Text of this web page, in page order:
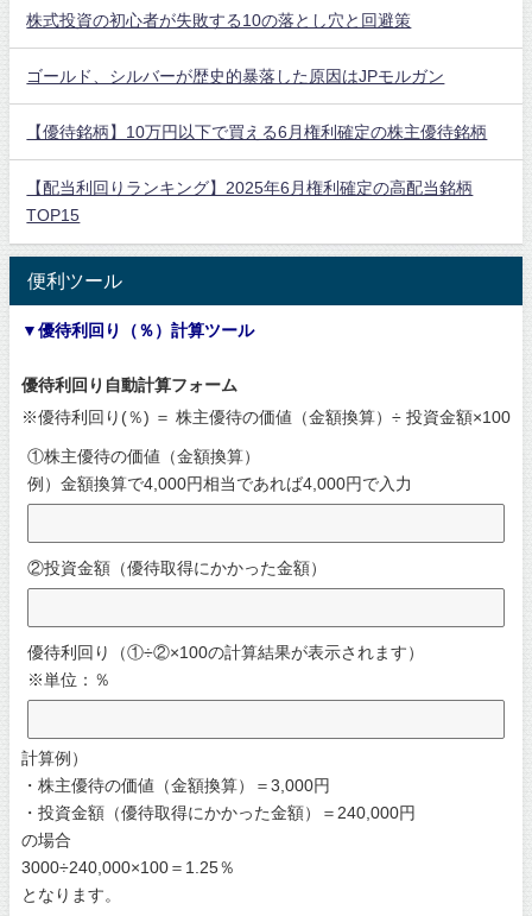
株式投資の初心者が失敗する10の落とし穴と回避策
ゴールド、シルバーが歴史的暴落した原因はJPモルガン
【優待銘柄】10万円以下で買える6月権利確定の株主優待銘柄
【配当利回りランキング】2025年6月権利確定の高配当銘柄
TOP15
便利ツール
▼優待利回り（％）計算ツール
優待利回り自動計算フォーム
※優待利回り(％) ＝ 株主優待の価値（金額換算）÷ 投資金額×100
①株主優待の価値（金額換算）
例）金額換算で4,000円相当であれば4,000円で入力
②投資金額（優待取得にかかった金額）
優待利回り（①÷②×100の計算結果が表示されます）
※単位：％
計算例）
・株主優待の価値（金額換算）＝3,000円
・投資金額（優待取得にかかった金額）＝240,000円
の場合
3000÷240,000×100＝1.25％
となります。